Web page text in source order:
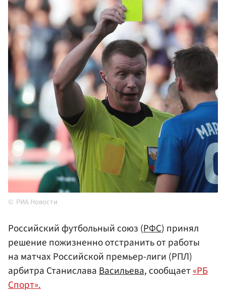
РИА Новости
Российский футбольный союз (РФС) принял
решение пожизненно отстранить от работы
на матчах Российской премьер-лиги (РПЛ)
арбитра СтаниславаВасильева, сообщает«РБ
Спорт».